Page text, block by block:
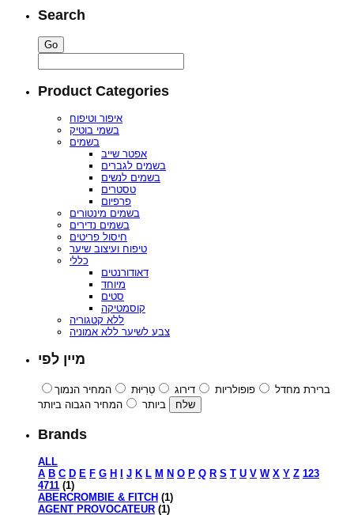
Search
Product Categories
איפור וטיפוח
בשמי בוטיק
בשמים
אפטר שייב
בשמים לגברים
בשמים לנשים
טסטרים
פרפיום
בשמים מינטורים
בשמים נדירים
חיסול פריטים
טיפוח ועיצוב שיער
כללי
דאודורנטים
מיוחד
סטים
קוסמטיקה
ללא קטגוריה
צבע לשיער ללא אמוניה
מיין לפי
ברירת מחדל פופולריות דירוג טְרִיוּת
המחיר הנמוך
ביותר
המחיר הגבוה ביותר
Brands
ALL
A B C D E F G H I J K L M N O P Q R S T U V W X Y Z 123
4711 (1)
ABERCROMBIE & FITCH (1)
AGENT PROVOCATEUR (1)